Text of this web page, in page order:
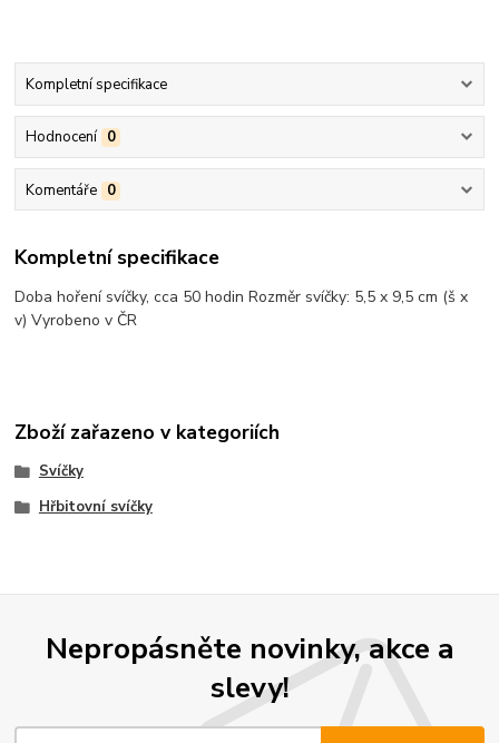
Kompletní specifikace
Hodnocení 0
Komentáře 0
Kompletní specifikace
Doba hoření svíčky, cca 50 hodin Rozměr svíčky: 5,5 x 9,5 cm (š x
v) Vyrobeno v ČR
Zboží zařazeno v kategoriích
Svíčky
Hřbitovní svíčky
Nepropásněte novinky, akce a
slevy!